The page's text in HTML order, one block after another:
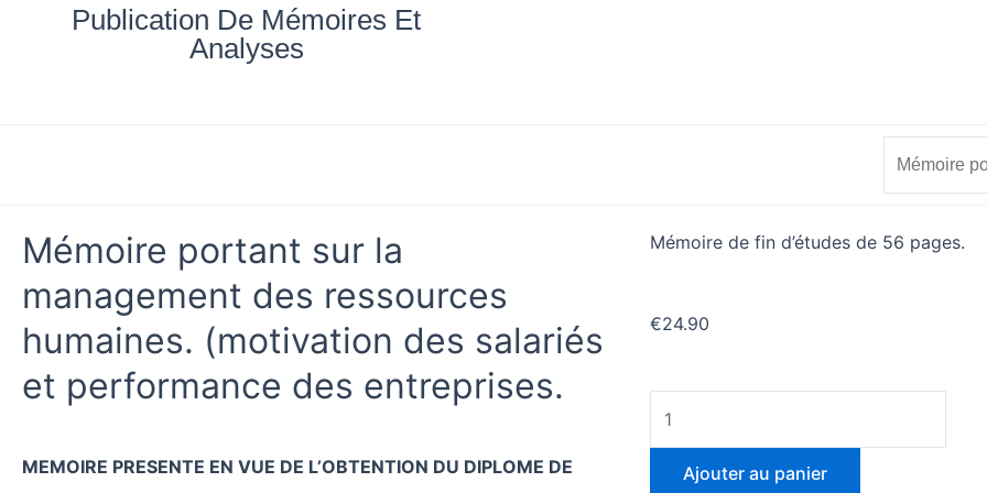
Publication De Mémoires Et
Analyses
Mémoire portant sur la
management des ressources
humaines. (motivation des salariés
et performance des entreprises.
MEMOIRE PRESENTE EN VUE DE L’OBTENTION DU DIPLOME DE
Mémoire de fin d’études de 56 pages.
€24.90
de
Ajouter au panier